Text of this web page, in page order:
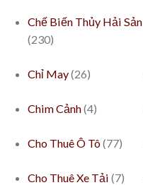
Chế Biến Thủy Hải Sản
(230)
Chỉ May(26)
Chim Cảnh(4)
Cho Thuê Ô Tô(77)
Cho Thuê Xe Tải (7)